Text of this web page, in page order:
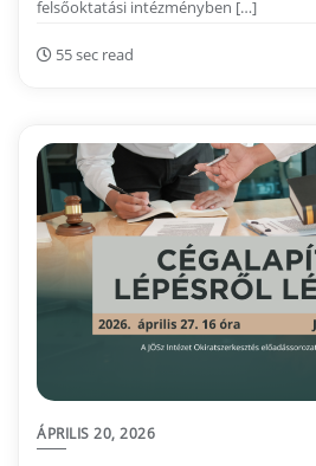
felsőoktatási intézményben […]
55 sec read
ÁPRILIS 20, 2026